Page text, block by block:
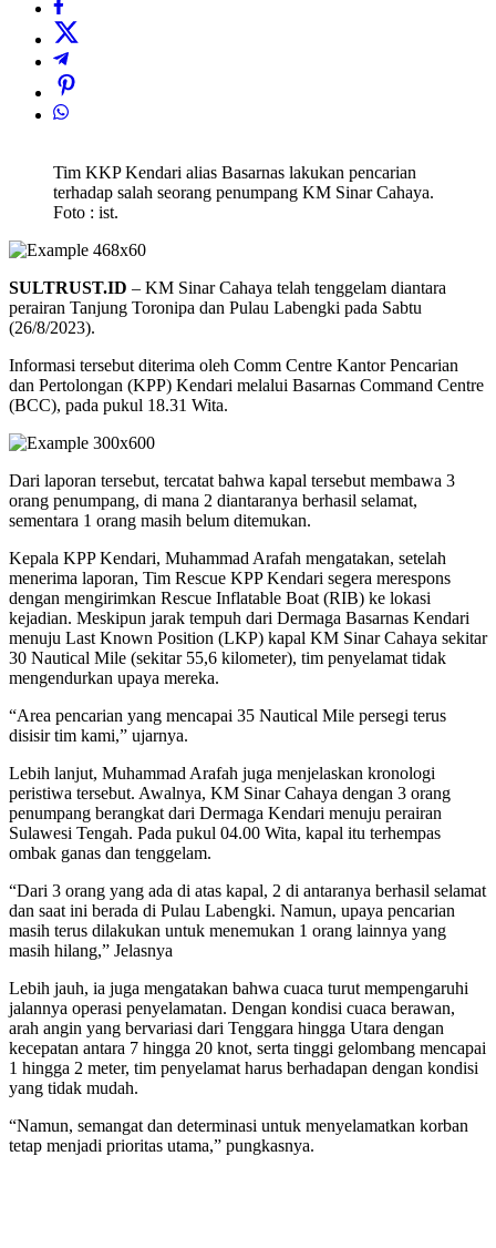
Tim KKP Kendari alias Basarnas lakukan pencarian
terhadap salah seorang penumpang KM Sinar Cahaya.
Foto : ist.
SULTRUST.ID – KM Sinar Cahaya telah tenggelam diantara
perairan Tanjung Toronipa dan Pulau Labengki pada Sabtu
(26/8/2023).
Informasi tersebut diterima oleh Comm Centre Kantor Pencarian
dan Pertolongan (KPP) Kendari melalui Basarnas Command Centre
(BCC), pada pukul 18.31 Wita.
Dari laporan tersebut, tercatat bahwa kapal tersebut membawa 3
orang penumpang, di mana 2 diantaranya berhasil selamat,
sementara 1 orang masih belum ditemukan.
Kepala KPP Kendari, Muhammad Arafah mengatakan, setelah
menerima laporan, Tim Rescue KPP Kendari segera merespons
dengan mengirimkan Rescue Inflatable Boat (RIB) ke lokasi
kejadian. Meskipun jarak tempuh dari Dermaga Basarnas Kendari
menuju Last Known Position (LKP) kapal KM Sinar Cahaya sekitar
30 Nautical Mile (sekitar 55,6 kilometer), tim penyelamat tidak
mengendurkan upaya mereka.
“Area pencarian yang mencapai 35 Nautical Mile persegi terus
disisir tim kami,” ujarnya.
Lebih lanjut, Muhammad Arafah juga menjelaskan kronologi
peristiwa tersebut. Awalnya, KM Sinar Cahaya dengan 3 orang
penumpang berangkat dari Dermaga Kendari menuju perairan
Sulawesi Tengah. Pada pukul 04.00 Wita, kapal itu terhempas
ombak ganas dan tenggelam.
“Dari 3 orang yang ada di atas kapal, 2 di antaranya berhasil selamat
dan saat ini berada di Pulau Labengki. Namun, upaya pencarian
masih terus dilakukan untuk menemukan 1 orang lainnya yang
masih hilang,” Jelasnya
Lebih jauh, ia juga mengatakan bahwa cuaca turut mempengaruhi
jalannya operasi penyelamatan. Dengan kondisi cuaca berawan,
arah angin yang bervariasi dari Tenggara hingga Utara dengan
kecepatan antara 7 hingga 20 knot, serta tinggi gelombang mencapai
1 hingga 2 meter, tim penyelamat harus berhadapan dengan kondisi
yang tidak mudah.
“Namun, semangat dan determinasi untuk menyelamatkan korban
tetap menjadi prioritas utama,” pungkasnya.